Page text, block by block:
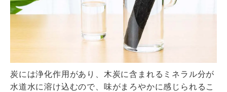
炭には浄化作用があり、木炭に含まれるミネラル分が
水道水に溶け込むので、味がまろやかに感じられるこ